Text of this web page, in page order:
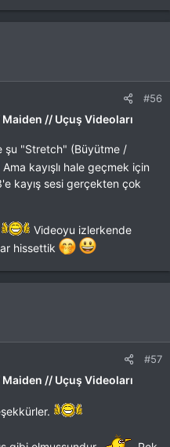
#56
// Uçuş Videoları
şu "Stretch" (Büyütme /
Ama kayışlı hale geçmek için
kayış sesi gerçekten çok
Videoyu izlerkende
hissettik
#57
// Uçuş Videoları